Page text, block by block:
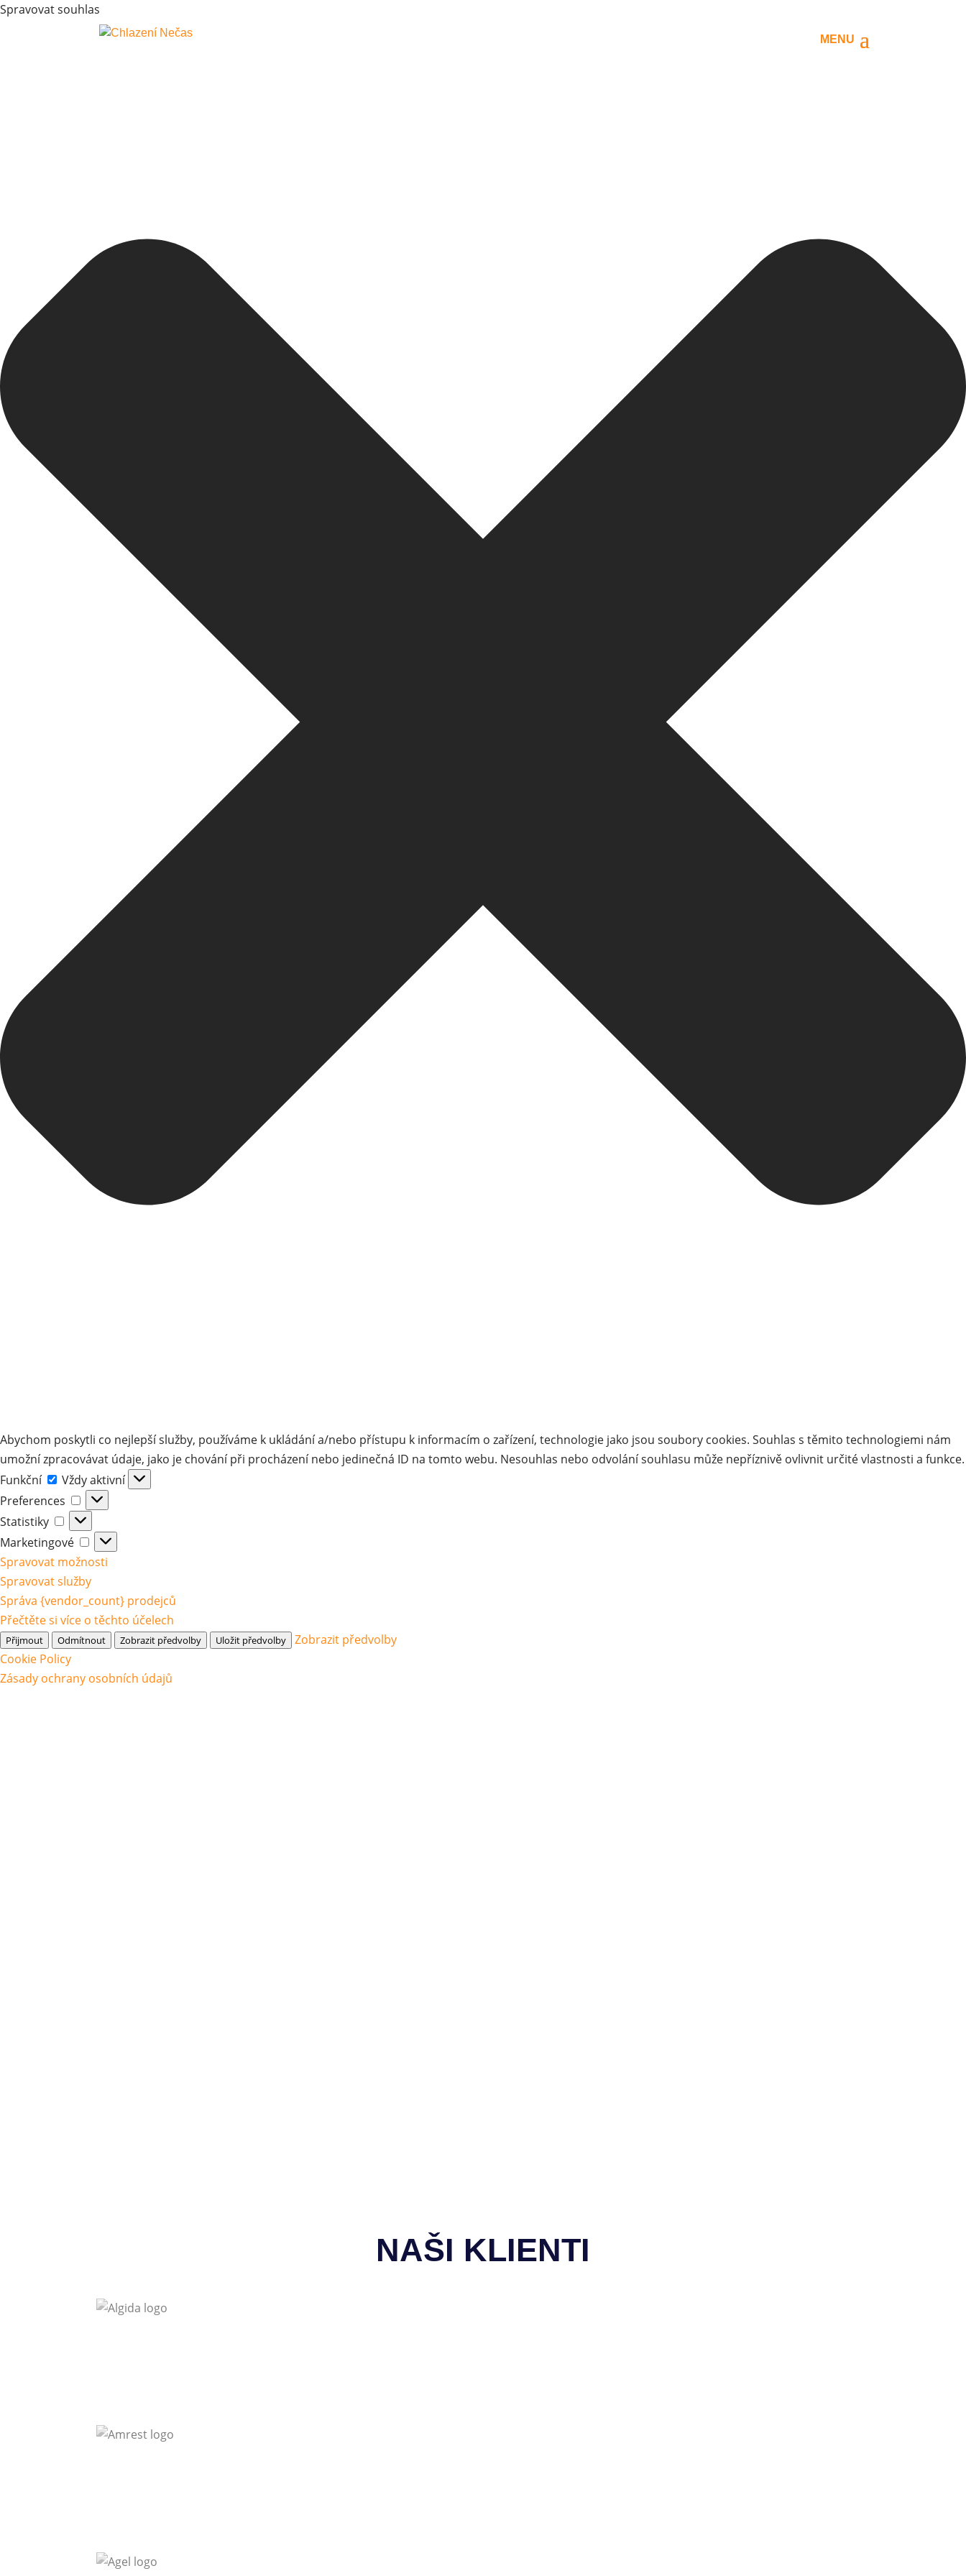
Spravovat souhlas
Abychom poskytli co nejlepší služby, používáme k ukládání a/nebo přístupu k informacím o zařízení, technologie jako jsou soubory cookies. Souhlas s těmito technologiemi nám
umožní zpracovávat údaje, jako je chování při procházení nebo jedinečná ID na tomto webu. Nesouhlas nebo odvolání souhlasu může nepříznivě ovlivnit určité vlastnosti a funkce.
Funkční
Funkční
Vždy aktivní
Preferences
Preferences
Statistiky
Statistiky
Marketingové
Marketingové
Spravovat možnosti
Spravovat služby
Správa {vendor_count} prodejců
Přečtěte si více o těchto účelech
Přijmout Odmítnout Zobrazit předvolby Uložit předvolby
Zobrazit předvolby
Cookie Policy
Zásady ochrany osobních údajů
NAŠI KLIENTI